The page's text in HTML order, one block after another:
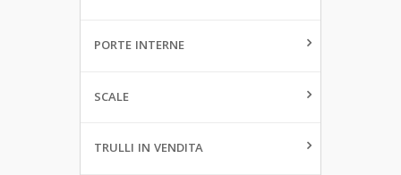
PORTE INTERNE
SCALE
TRULLI IN VENDITA